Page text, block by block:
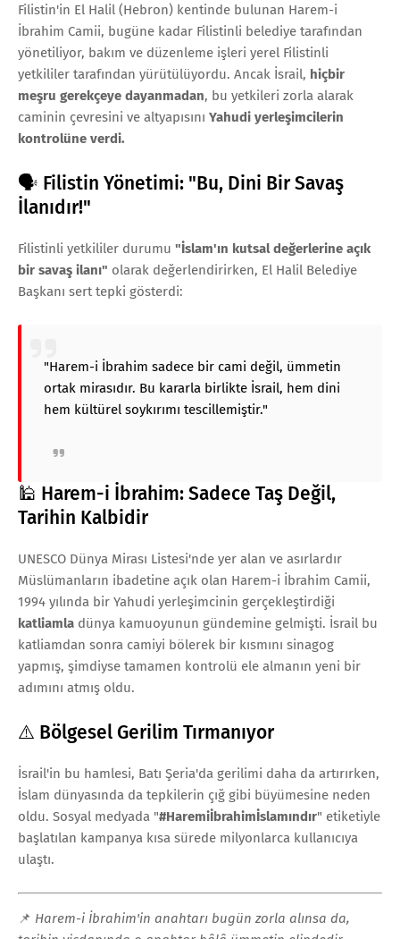
Filistin'in El Halil (Hebron) kentinde bulunan Harem-i
İbrahim Camii, bugüne kadar Filistinli belediye tarafından
yönetiliyor, bakım ve düzenleme işleri yerel Filistinli
yetkililer tarafından yürütülüyordu. Ancak İsrail, hiçbir
meşru gerekçeye dayanmadan, bu yetkileri zorla alarak
caminin çevresini ve altyapısını Yahudi yerleşimcilerin
kontrolüne verdi.
🗣️ Filistin Yönetimi: "Bu, Dini Bir Savaş
İlanıdır!"
Filistinli yetkililer durumu "İslam'ın kutsal değerlerine açık
bir savaş ilanı" olarak değerlendirirken, El Halil Belediye
Başkanı sert tepki gösterdi:
"Harem-i İbrahim sadece bir cami değil, ümmetin
ortak mirasıdır. Bu kararla birlikte İsrail, hem dini
hem kültürel soykırımı tescillemiştir."
🕌 Harem-i İbrahim: Sadece Taş Değil,
Tarihin Kalbidir
UNESCO Dünya Mirası Listesi'nde yer alan ve asırlardır
Müslümanların ibadetine açık olan Harem-i İbrahim Camii,
1994 yılında bir Yahudi yerleşimcinin gerçekleştirdiği
katliamla dünya kamuoyunun gündemine gelmişti. İsrail bu
katliamdan sonra camiyi bölerek bir kısmını sinagog
yapmış, şimdiyse tamamen kontrolü ele almanın yeni bir
adımını atmış oldu.
⚠️ Bölgesel Gerilim Tırmanıyor
İsrail'in bu hamlesi, Batı Şeria'da gerilimi daha da artırırken,
İslam dünyasında da tepkilerin çığ gibi büyümesine neden
oldu. Sosyal medyada "#Haremiİbrahimİslamındır" etiketiyle
başlatılan kampanya kısa sürede milyonlarca kullanıcıya
ulaştı.
📌 Harem-i İbrahim'in anahtarı bugün zorla alınsa da,